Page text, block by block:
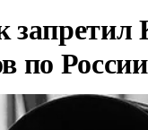
по России